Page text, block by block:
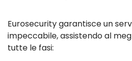
Eurosecurity garantisce un
impeccabile, assistendo al
tutte le fasi: